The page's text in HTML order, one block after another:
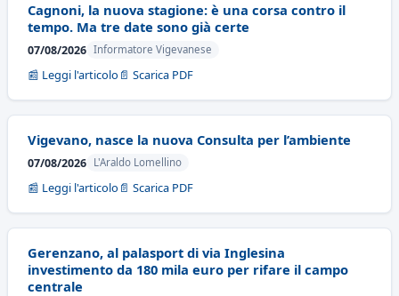
Cagnoni, la nuova stagione: è una corsa contro il
tempo. Ma tre date sono già certe
07/08/2026 Informatore Vigevanese
📰 Leggi l'articolo 📄 Scarica PDF
Vigevano, nasce la nuova Consulta per l’ambiente
07/08/2026 L'Araldo Lomellino
📰 Leggi l'articolo 📄 Scarica PDF
Gerenzano, al palasport di via Inglesina
investimento da 180 mila euro per rifare il campo
centrale